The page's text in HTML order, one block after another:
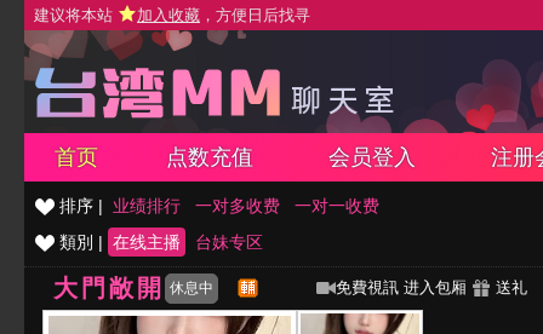
建议将本站 加入收藏 ，方便日后找寻
首页 点数充值 会员登入 注册
排序 | 业绩排行 一对多收费
一对一收费
類別 | 在线主播 台妹专区
大門敞開 休息中 免費視訊 进入包厢 送礼